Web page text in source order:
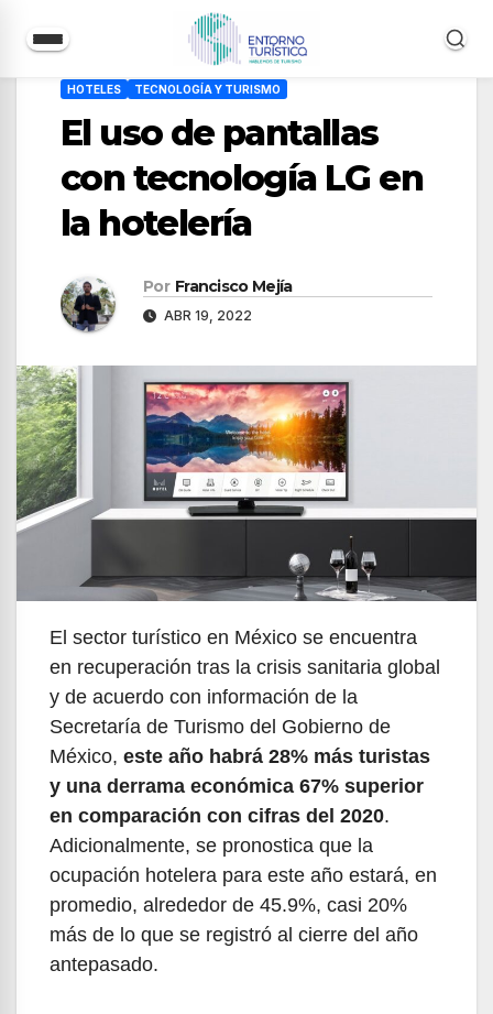
contenido
HOTELES TECNOLOGÍA Y TURISMO
El uso de pantallas
con tecnología LG en
la hotelería
Por Francisco Mejía
ABR 19, 2022
El sector turístico en México se encuentra
en recuperación tras la crisis sanitaria global
y de acuerdo con información de la
Secretaría de Turismo del Gobierno de
México, este año habrá 28% más turistas
y una derrama económica 67% superior
en comparación con cifras del 2020.
Adicionalmente, se pronostica que la
ocupación hotelera para este año estará, en
promedio, alrededor de 45.9%, casi 20%
más de lo que se registró al cierre del año
antepasado.